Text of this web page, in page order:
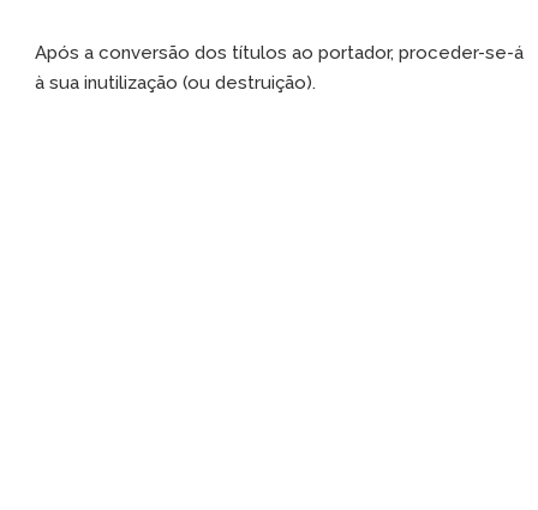
Após a conversão dos títulos ao portador, proceder-se-á
à sua inutilização (ou destruição).